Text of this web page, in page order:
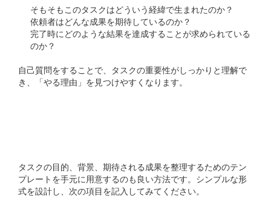
そもそもこのタスクはどういう経緯で生まれたのか？
依頼者はどんな成果を期待しているのか？
完了時にどのような結果を達成することが求められている
のか？
自己質問をすることで、タスクの重要性がしっかりと理解で
き、「やる理由」を見つけやすくなります。
タスクの目的、背景、期待される成果を整理するためのテン
プレートを手元に用意するのも良い方法です。シンプルな形
式を設計し、次の項目を記入してみてください。